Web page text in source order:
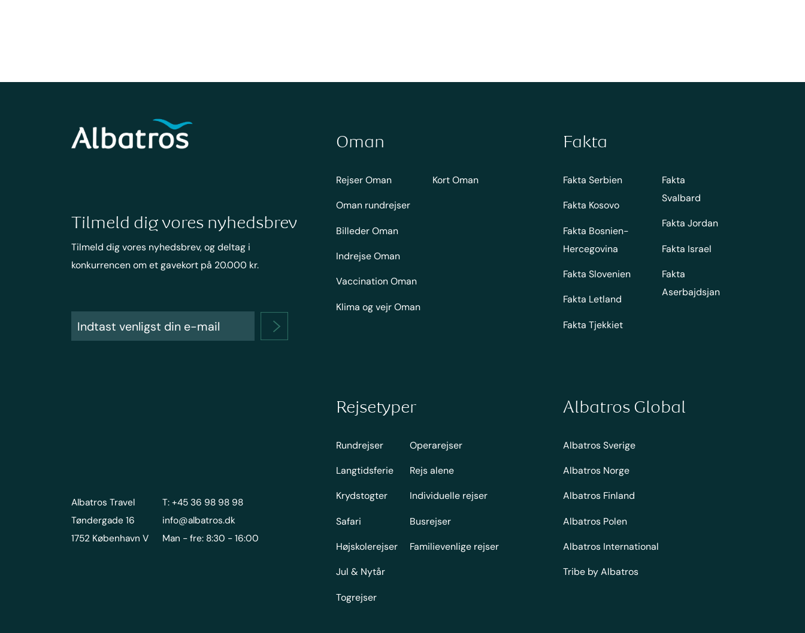
Tilmeld dig vores nyhedsbrev
Tilmeld dig vores nyhedsbrev, og deltag i
konkurrencen om et gavekort på 20.000 kr.
Oman
Rejser Oman
Oman rundrejser
Billeder Oman
Indrejse Oman
Vaccination Oman
Klima og vejr Oman
Kort Oman
Fakta
Fakta Serbien
Fakta Kosovo
Fakta Bosnien-
Hercegovina
Fakta Slovenien
Fakta Letland
Fakta Tjekkiet
Fakta
Svalbard
Fakta Jordan
Fakta Israel
Fakta
Aserbajdsjan
Albatros Travel
Tøndergade 16
1752 København V
T: +45 36 98 98 98
info@albatros.dk
Man - fre: 8:30 - 16:00
Rejsetyper
Rundrejser
Langtidsferie
Krydstogter
Safari
Højskolerejser
Jul & Nytår
Togrejser
Operarejser
Rejs alene
Individuelle rejser
Busrejser
Familievenlige rejser
Albatros Global
Albatros Sverige
Albatros Norge
Albatros Finland
Albatros Polen
Albatros International
Tribe by Albatros